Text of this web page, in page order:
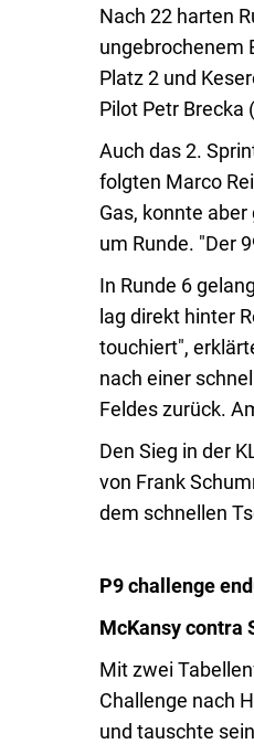
Nach 22 harten
ungebrochenem
Platz 2 und
Pilot Petr Brecka
Auch das 2.
folgten Marco
Gas, konnte
um Runde. "Der
In Runde 6
lag direkt hinter
touchiert",
nach einer
Feldes zurück.
Den Sieg in der
von Frank
dem schnellen
P9 challenge
McKansy contra
Mit zwei
Challenge nach
und tauschte